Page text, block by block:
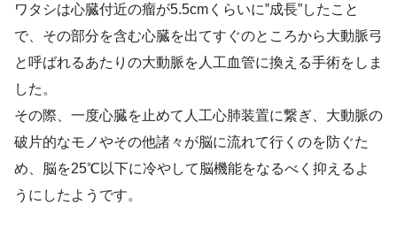
ワタシは心臓付近の瘤が5.5cmくらいに‟成長”したこと
で、その部分を含む心臓を出てすぐのところから大動脈弓
と呼ばれるあたりの大動脈を人工血管に換える手術をしま
した。
その際、一度心臓を止めて人工心肺装置に繋ぎ、大動脈の
破片的なモノやその他諸々が脳に流れて行くのを防ぐた
め、脳を25℃以下に冷やして脳機能をなるべく抑えるよ
うにしたようです。